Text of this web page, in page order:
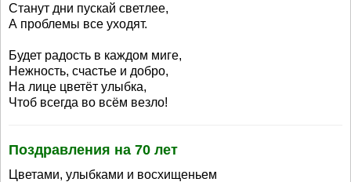
Станут дни пускай светлее,
А проблемы все уходят.
Будет радость в каждом миге,
Нежность, счастье и добро,
На лице цветёт улыбка,
Чтоб всегда во всём везло!
Поздравления на 70 лет
Цветами, улыбками и восхищеньем